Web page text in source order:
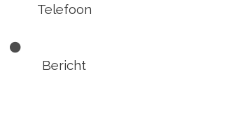
Telefoon
Bericht